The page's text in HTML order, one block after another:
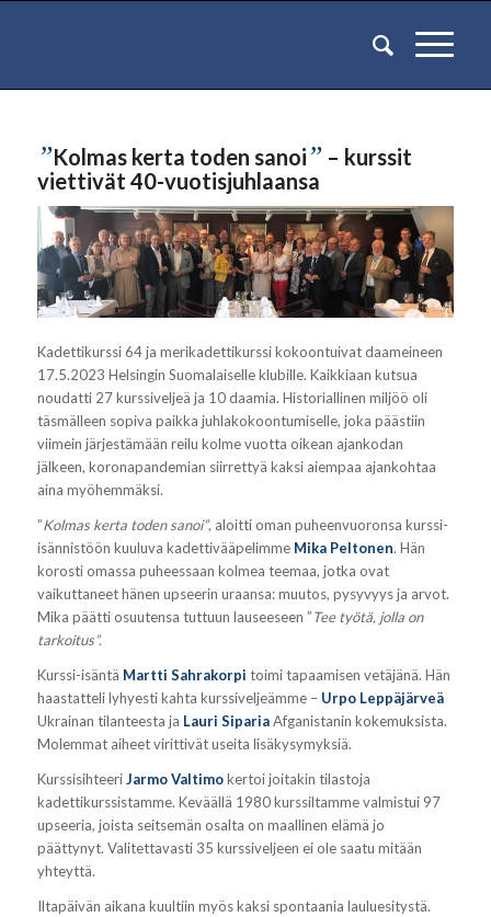
”Kolmas kerta toden sanoi” – kurssit
viettivät 40-vuotisjuhlaansa
Kadettikurssi 64 ja merikadettikurssi kokoontuivat daameineen
17.5.2023 Helsingin Suomalaiselle klubille. Kaikkiaan kutsua
noudatti 27 kurssiveljeä ja 10 daamia. Historiallinen miljöö oli
täsmälleen sopiva paikka juhlakokoontumiselle, joka päästiin
viimein järjestämään reilu kolme vuotta oikean ajankodan
jälkeen, koronapandemian siirrettyä kaksi aiempaa ajankohtaa
aina myöhemmäksi.
”Kolmas kerta toden sanoi”, aloitti oman puheenvuoronsa kurssi-
isännistöön kuuluva kadettivääpelimme Mika Peltonen. Hän
korosti omassa puheessaan kolmea teemaa, jotka ovat
vaikuttaneet hänen upseerin uraansa: muutos, pysyvyys ja arvot.
Mika päätti osuutensa tuttuun lauseeseen ”Tee työtä, jolla on
tarkoitus”.
Kurssi-isäntä Martti Sahrakorpi toimi tapaamisen vetäjänä. Hän
haastatteli lyhyesti kahta kurssiveljeämme – Urpo Leppäjärveä
Ukrainan tilanteesta ja Lauri SipariaAfganistanin kokemuksista.
Molemmat aiheet virittivät useita lisäkysymyksiä.
KurssisihteeriJarmo Valtimokertoi joitakin tilastoja
kadettikurssistamme. Keväällä 1980 kurssiltamme valmistui 97
upseeria, joista seitsemän osalta on maallinen elämä jo
päättynyt. Valitettavasti 35 kurssiveljeen ei ole saatu mitään
yhteyttä.
Iltapäivän aikana kuultiin myös kaksi spontaania lauluesitystä.